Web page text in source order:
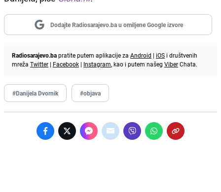
Dodajte Radiosarajevo.ba u omiljene Google izvore
Radiosarajevo.bapratite putem aplikacije za Android | iOS i društvenih
mreža Twitter | Facebook | Instagram, kao i putem našeg ViberChata.
#Danijela Dvornik #objava